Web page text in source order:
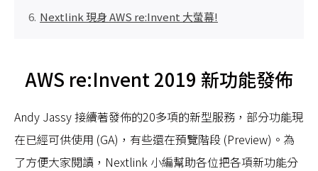
Nextlink 現身 AWS re:Invent 大螢幕!
AWS re:Invent 2019 新功能發佈
Andy Jassy 接續著發佈的20多項的新型服務，部分功能現
在已經可供使用 (GA)，有些還在預覽階段 (Preview)。為
了方便大家閱讀，Nextlink 小編幫助各位把各項新功能分